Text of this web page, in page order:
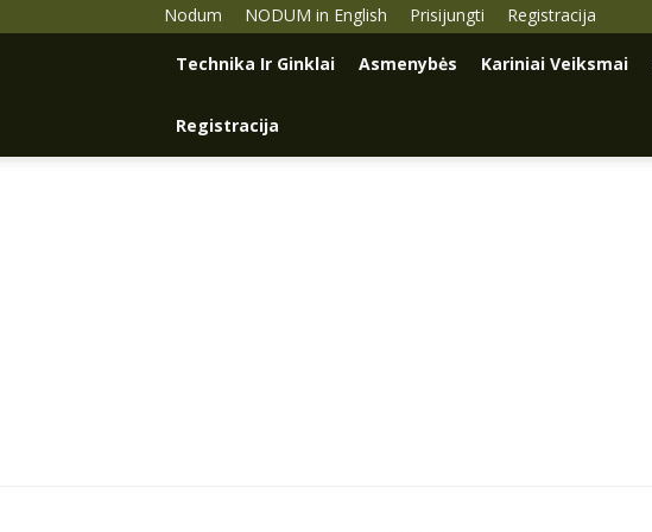
Nodum NODUM in English Prisijungti Registracija
Technika Ir Ginklai Asmenybės Kariniai Veiksmai
Registracija